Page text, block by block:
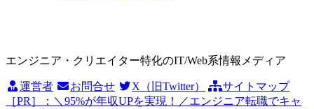
エンジニア・クリエイター特化のIT/Web系情報メディア
運営者 お問合せ X（旧Twitter）
サイトマップ
［PR］：＼95%が年収UPを実現！／エンジニア転職でキャ